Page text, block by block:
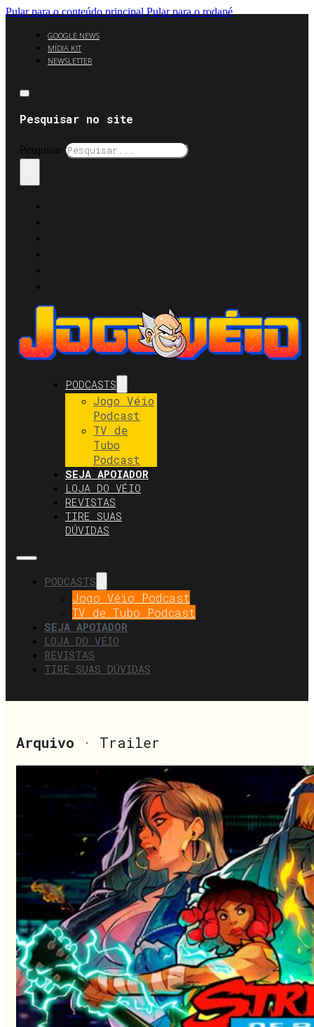
Pular para o conteúdo principal Pular para o rodapé
GOOGLE NEWS
MÍDIA KIT
NEWSLETTER
Pesquisar no site
Pesquisar
PODCASTS
Jogo Véio
Podcast
TV de
Tubo
Podcast
SEJA APOIADOR
LOJA DO VÉIO
REVISTAS
TIRE SUAS
DÚVIDAS
PODCASTS
Jogo Véio Podcast
TV de Tubo Podcast
SEJA APOIADOR
LOJA DO VÉIO
REVISTAS
TIRE SUAS DÚVIDAS
Arquivo · Trailer